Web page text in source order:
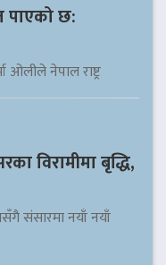
पाएको छ:
ओलीले नेपाल राष्ट्र
विरामीमा बृद्धि,
संसारमा नयाँ नयाँ